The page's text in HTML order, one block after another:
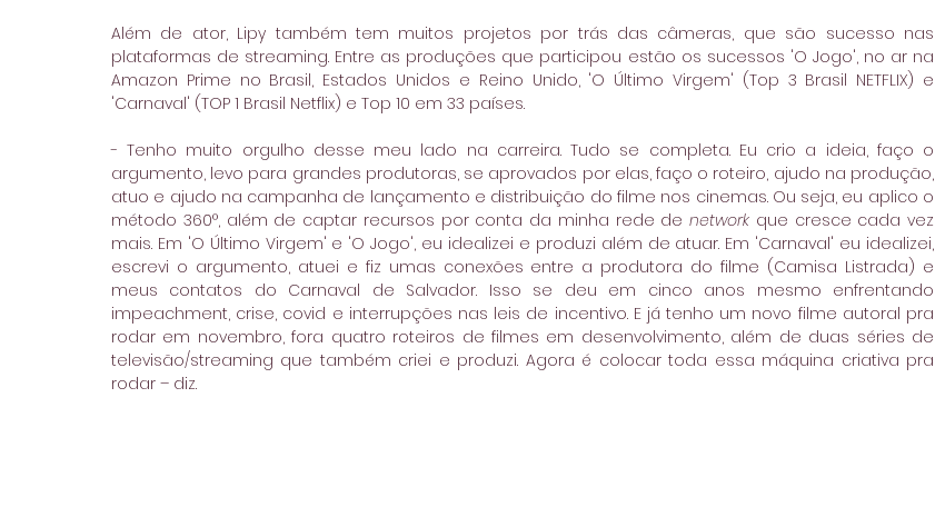
Além de ator, Lipy também tem muitos projetos por trás das câmeras, que são sucesso nas
plataformas de streaming. Entre as produções que participou estão os sucessos 'O Jogo', no ar na
Amazon Prime no Brasil, Estados Unidos e Reino Unido, 'O Último Virgem' (Top 3 Brasil NETFLIX) e
'Carnaval' (TOP 1 Brasil Netflix) e Top 10 em 33 países.
- Tenho muito orgulho desse meu lado na carreira. Tudo se completa. Eu crio a ideia, faço o
argumento, levo para grandes produtoras, se aprovados por elas, faço o roteiro, ajudo na produção,
atuo e ajudo na campanha de lançamento e distribuição do filme nos cinemas. Ou seja, eu aplico o
método 360°, além de captar recursos por conta da minha rede de network que cresce cada vez
mais. Em 'O Último Virgem' e 'O Jogo', eu idealizei e produzi além de atuar. Em 'Carnaval' eu idealizei,
escrevi o argumento, atuei e fiz umas conexões entre a produtora do filme (Camisa Listrada) e
meus contatos do Carnaval de Salvador. Isso se deu em cinco anos mesmo enfrentando
impeachment, crise, covid e interrupções nas leis de incentivo. E já tenho um novo filme autoral pra
rodar em novembro, fora quatro roteiros de filmes em desenvolvimento, além de duas séries de
televisão/streaming que também criei e produzi. Agora é colocar toda essa máquina criativa pra
rodar – diz.